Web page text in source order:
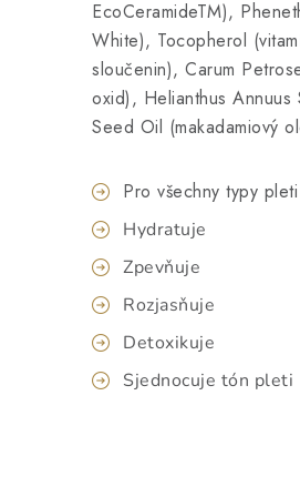
EcoCeramideTM),
White), Tocopherol
sloučenin), Carum
oxid), Helianthus Annuus
Seed Oil (makadamiový
Pro všechny typy pleti
Hydratuje
Zpevňuje
Rozjasňuje
Detoxikuje
Sjednocuje tón pleti